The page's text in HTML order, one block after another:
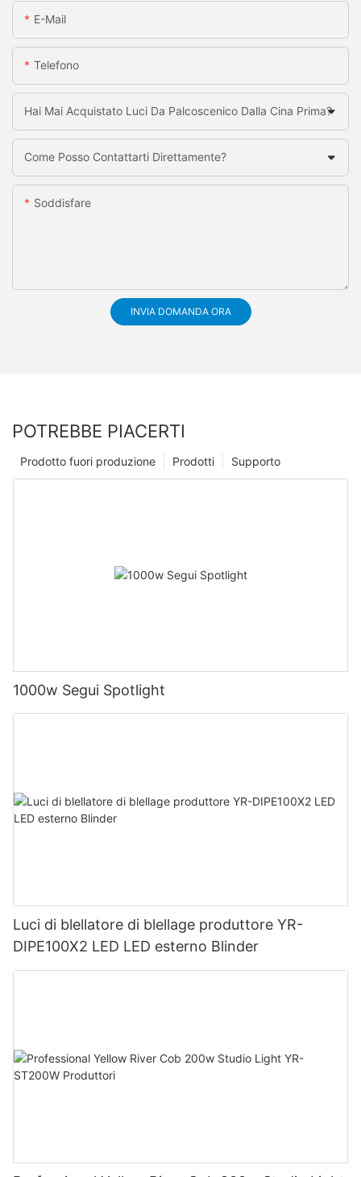
E-Mail
Telefono
Hai Mai Acquistato Luci Da Palcoscenico Dalla Cina Prima?
Come Posso Contattarti Direttamente?
Soddisfare
INVIA DOMANDA ORA
POTREBBE PIACERTI
Supporto
Prodotti
Prodotto fuori produzione
1000w Segui Spotlight
Luci di blellatore di blellage produttore YR-
DIPE100X2 LED LED esterno Blinder